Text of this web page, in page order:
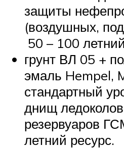
защиты
(воздушных,
50 – 100
грунт ВЛ 05 +
эмаль Hempel,
стандартный
днищ
резервуаров
летний ресурс.